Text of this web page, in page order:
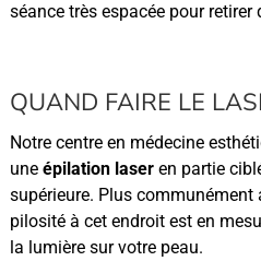
séance très espacée pour
QUAND FAIRE LE
Notre centre en médecine
une épilation laseren partie
supérieure. Plus communément
pilosité à cet endroit est en
la lumière sur votre peau.